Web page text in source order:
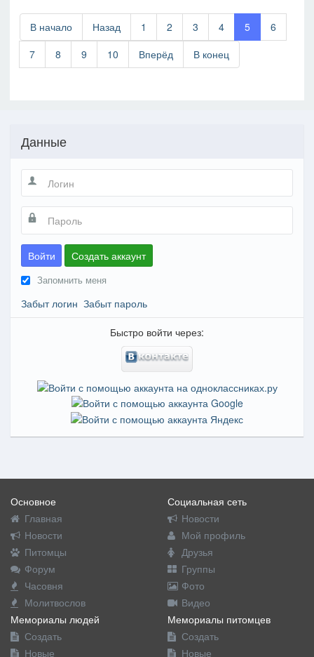
В начало Назад 1 2 3 4 5
6
7
8 9 10 Вперёд В конец
Данные
Войти Создать аккаунт
Запомнить меня
Забыт логин Забыт пароль
Быстро войти через:
Основное
Главная
Новости
Питомцы
Форум
Часовня
Молитвослов
Социальная сеть
Новости
Мой профиль
Друзья
Группы
Фото
Видео
Мемориалы людей
Создать
Новые
Мемориалы питомцев
Создать
Новые